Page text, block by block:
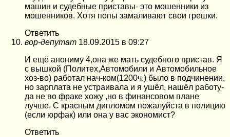
машин и судебные приставы- это мошенники из
мошенников. Хотя попы замаливают свои грешки.
Ответить
вор-депутат 18.09.2015 в 09:27
И ещё анониму 4,она же мать судебного пристав. Я
с вышкой (Политех,Автомобили и Автомобильное
хоз-во) работал нач-ком(1200ч.) было в подчинении,
но зарплата не устраивала и я ушёл, нашёл работу-
да не во фраке хожу ,но в финансовом плане
лучше. С красным дипломом пожалуйста в полицию
(если юрфак) или она у вас экономист?
Ответить